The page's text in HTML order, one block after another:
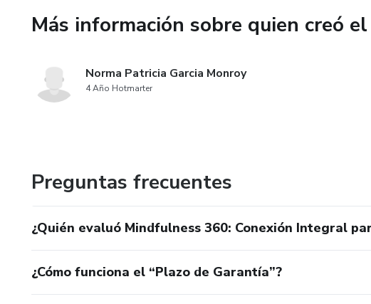
Más información sobre quien creó
Norma Patricia Garcia Monroy
4 Año Hotmarter
Preguntas frecuentes
¿Quién evaluó Mindfulness 360: Conexión Integral
¿Cómo funciona el “Plazo de Garantía”?